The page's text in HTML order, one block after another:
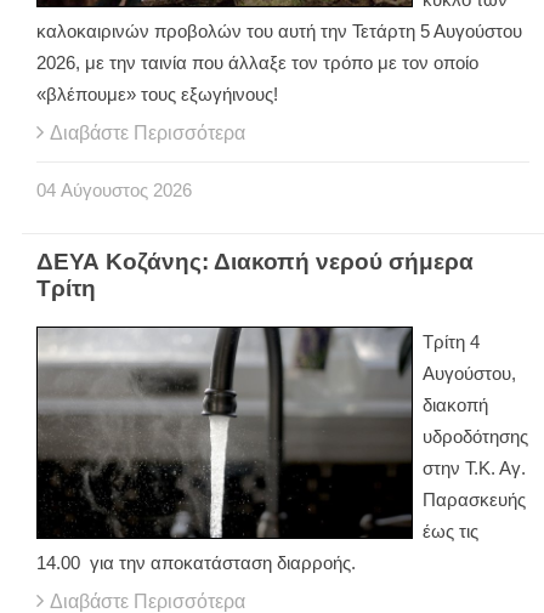
καλοκαιρινών προβολών του αυτή την Τετάρτη 5 Αυγούστου
2026, με την ταινία που άλλαξε τον τρόπο με τον οποίο
«βλέπουμε» τους εξωγήινους!
Διαβάστε Περισσότερα
04 Αύγουστος 2026
ΔΕΥΑ Κοζάνης: Διακοπή νερού σήμερα
Τρίτη
Τρίτη 4
Αυγούστου,
διακοπή
υδροδότησης
στην Τ.Κ. Αγ.
Παρασκευής
έως τις
14.00 για την αποκατάσταση διαρροής.
Διαβάστε Περισσότερα